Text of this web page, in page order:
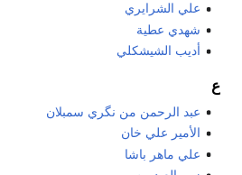
علي الشرايري
شهدي عطية
أديب الشيشكلي
ع
عبد الرحمن من نگري سمبلان
الأمير علي خان
علي ماهر باشا